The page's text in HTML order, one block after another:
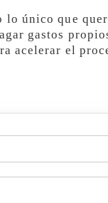
único que
gastos
acelerar el